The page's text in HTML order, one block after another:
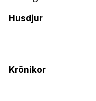
Husdjur
Krönikor